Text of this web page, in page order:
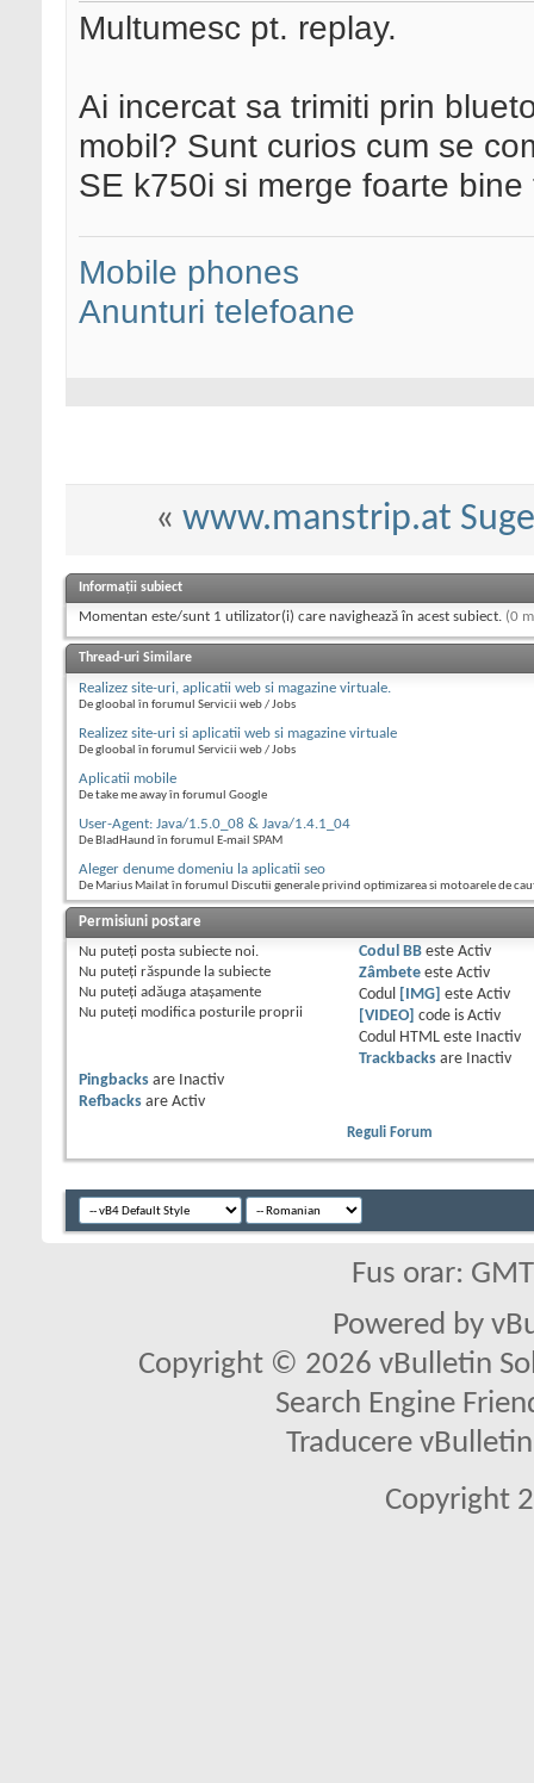
Multumesc pt. replay.
Ai incercat sa trimiti prin
mobil? Sunt curios cum se
SE k750i si merge foarte bine
Mobile phones
Anunturi telefoane
« www.manstrip.at
Informații subiect
Momentan este/sunt 1 utilizator(i) care navighează în acest subiect. (0
Thread-uri Similare
Realizez site-uri, aplicatii web si magazine virtuale.
De gloobal în forumul Servicii web / Jobs
Realizez site-uri si aplicatii web si magazine virtuale
De gloobal în forumul Servicii web / Jobs
Aplicatii mobile
De take me away în forumul Google
User-Agent: Java/1.5.0_08 & Java/1.4.1_04
De BladHaund în forumul E-mail SPAM
Aleger denume domeniu la aplicatii seo
De Marius Mailat în forumul Discutii generale privind optimizarea si motoarele de
Permisiuni postare
Nu puteţi posta subiecte noi.
Nu puteţi răspunde la subiecte
Nu puteţi adăuga ataşamente
Nu puteţi modifica posturile proprii
Codul BBeste Activ
Zâmbeteeste Activ
Codul
[IMG] este Activ
[VIDEO] code is Activ
Codul HTML este
Inactiv
Trackbacksare
Inactiv
Pingbacks are
Inactiv
Refbacks are Activ
Reguli Forum
Fus orar:
Powered by
Copyright © 2026 vBulletin
Search Engine
Traducere
Copyright